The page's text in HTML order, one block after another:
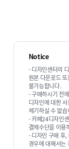
Notice
- 디자인센터의
원본 다운로드
불가능합니다.
- 구매하시기 전
디자인에 대한
제기하실 수 없습
- 카페24디자인
결제수단을 이용
- 디자인 구매 후,
경우에 대해서는